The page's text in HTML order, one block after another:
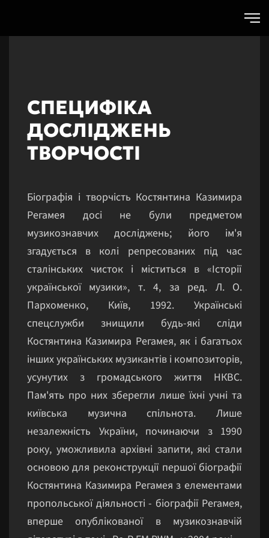
Skip to main content
СПЕЦИФІКА
ДОСЛІДЖЕНЬ
ТВОРЧОСТІ
Біографія і творчість Костянтина Казимира
Регамея досі не були предметом
музикознавчих досліджень; його ім'я
згадується в колі репресованих під час
сталінських чисток і міститься в «Історії
української музики», т. 4, за ред. Л. О.
Пархоменко, Київ, 1992. Українські
спецслужби знищили будь-які сліди
Костянтина Казимира Регамея, як і багатьох
інших українських музикантів і композиторів,
усунутих з громадського життя НКВС.
Пам'ять про них зберегли лише їхні учні та
київська музична спільнота. Лише
незалежність України, починаючи з 1990
року, уможливила архівні запити, які стали
основою для реконструкції першої біографії
Костянтина Казимира Регамея з елементами
пропольської діяльності - біографії Регамея,
вперше опублікованої в музикознавчій